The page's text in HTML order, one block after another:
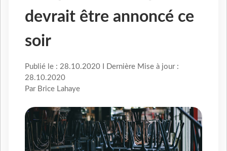
devrait être annoncé ce
soir
Publié le : 28.10.2020 I Dernière Mise à jour :
28.10.2020
Par Brice Lahaye